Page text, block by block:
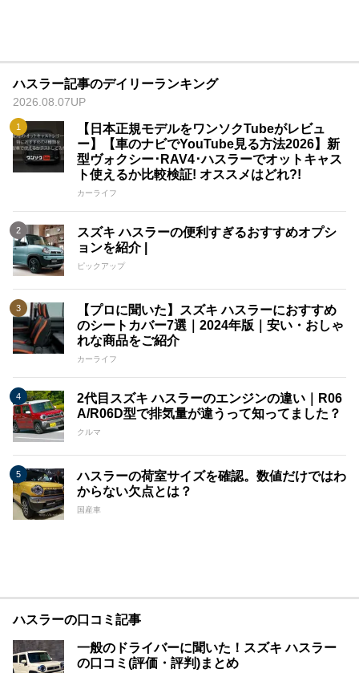
ハスラー記事のデイリーランキング
2026.08.07UP
【日本正規モデルをワンソクTubeがレビュ
ー】【車のナビでYouTube見る方法2026】新
型ヴォクシー･RAV4･ハスラーでオットキャス
ト使えるか比較検証! オススメはどれ?!
カーライフ
スズキ ハスラーの便利すぎるおすすめオプシ
ョンを紹介 |
ピックアップ
【プロに聞いた】スズキ ハスラーにおすすめ
のシートカバー7選｜2024年版｜安い・おしゃ
れな商品をご紹介
カーライフ
2代目スズキ ハスラーのエンジンの違い｜R06
A/R06D型で排気量が違うって知ってました？
クルマ
ハスラーの荷室サイズを確認。数値だけではわ
からない欠点とは？
国産車
ハスラーの口コミ記事
一般のドライバーに聞いた！スズキ ハスラー
の口コミ(評価・評判)まとめ